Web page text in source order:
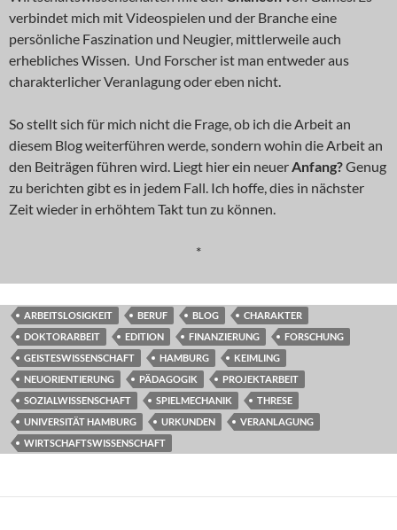
verbindet mich mit Videospielen und der Branche eine
persönliche Faszination und Neugier, mittlerweile auch
erhebliches Wissen. Und Forscher ist man entweder aus
charakterlicher Veranlagung oder eben nicht.
So stellt sich für mich nicht die Frage, ob ich die Arbeit an
diesem Blog weiterführen werde, sondern wohin die Arbeit an
den Beiträgen führen wird. Liegt hier ein neuerAnfang?Genug
zu berichten gibt es in jedem Fall. Ich hoffe, dies in nächster
Zeit wieder in erhöhtem Takt tun zu können.
*
ARBEITSLOSIGKEIT BERUF BLOG
CHARAKTER
DOKTORARBEIT
EDITION FINANZIERUNG
FORSCHUNG
GEISTESWISSENSCHAFT
HAMBURG
KEIMLING
NEUORIENTIERUNG
PÄDAGOGIK
PROJEKTARBEIT
SOZIALWISSENSCHAFT
SPIELMECHANIK
THRESE
UNIVERSITÄT HAMBURG
URKUNDEN
VERANLAGUNG
WIRTSCHAFTSWISSENSCHAFT